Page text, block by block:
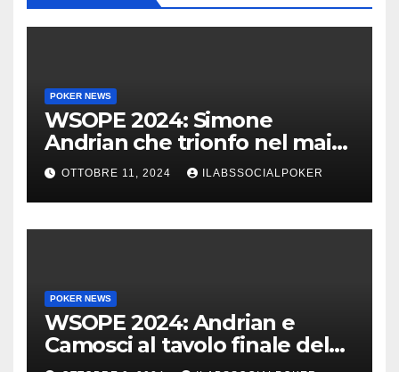
POKER NEWS
WSOPE 2024: Simone
Andrian che trionfo nel main
event al King’s
OTTOBRE 11, 2024 ILABSSOCIALPOKER
POKER NEWS
WSOPE 2024: Andrian e
Camosci al tavolo finale del